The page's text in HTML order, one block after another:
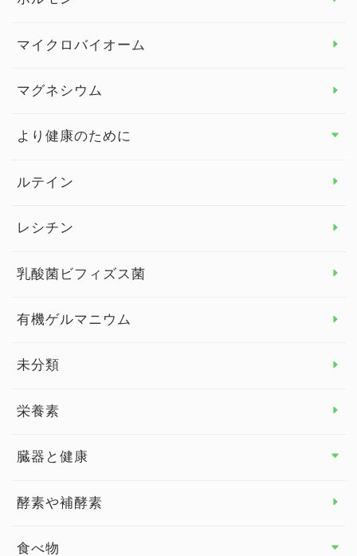
ビタミンE
マイクロバイオーム
マグネシウム
より健康のために
より健康のために トップ
眼の健康
睡眠
ルテイン
レシチン
乳酸菌ビフィズス菌
有機ゲルマニウム
未分類
栄養素
臓器と健康
臓器と健康 トップ
酵素や補酵素
食べ物